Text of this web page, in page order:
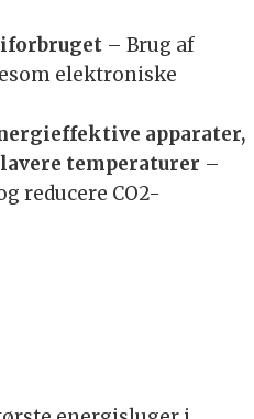
– Brug af
elektroniske
apparater,
temperaturer –
reducere CO2-